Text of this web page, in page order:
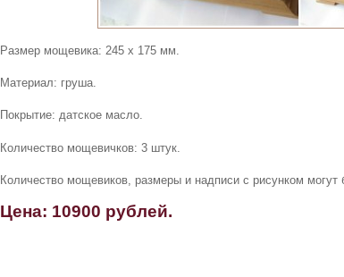
Размер мощевика: 245 х 175 мм.
Материал: груша.
Покрытие: датское масло.
Количество мощевичков: 3 штук.
Количество мощевиков, размеры и надписи с рисунком могут
Цена: 10900 рублей.